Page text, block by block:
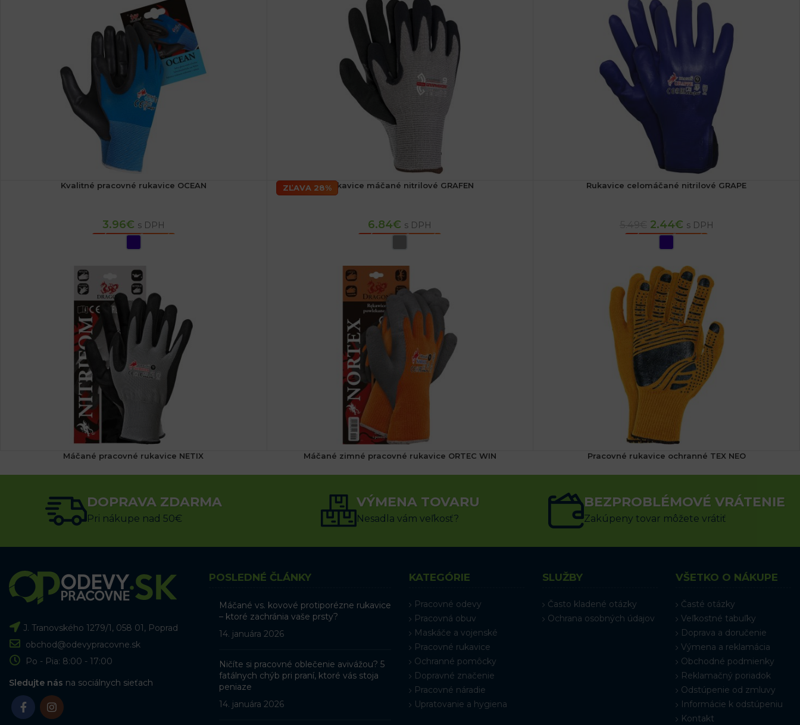
Kvalitné pracovné rukavice OCEAN
3.96€ s DPH
VÝBER MOŽNOSTÍ
Rukavice máčané nitrilové GRAFEN
6.84€ s DPH
VÝBER MOŽNOSTÍ
Rukavice celomáčané nitrilové GRAPE
2.44€ s DPH
VÝBER MOŽNOSTÍ
Máčané pracovné rukavice NETIX
3.09€ s DPH
VÝBER MOŽNOSTÍ
ZĽAVA 28%
Máčané zimné pracovné rukavice ORTEC WIN
4.55€ 3.27 € s DPH
VÝBER MOŽNOSTÍ
Pracovné rukavice ochranné TEX NEO
1.49 € s DPH
VÝBER MOŽNOSTÍ
DOPRAVA ZDARMA
Pri nákupe nad 50€
VÝMENA TOVARU
Nesadla vám veľkosť?
BEZPROBLÉMOVÉ VRÁTENIE
Zakúpeny tovar môžete vrátiť
J. Tranovského 1279/1, 058 01, Poprad
obchod@odevypracovne.sk
Po - Pia: 8:00 - 17:00
Sledujte nás na sociálnych sieťach
POSLEDNÉ ČLÁNKY
Máčané vs. kovové protiporézne rukavice
– ktoré zachránia vaše prsty?
14. januára 2026
Ničíte si pracovné oblečenie avivážou? 5
fatálnych chýb pri praní, ktoré vás stoja
peniaze
14. januára 2026
KATEGÓRIE
Pracovné odevy
Pracovná obuv
Maskáče a vojenské
Pracovné rukavice
Ochranné pomôcky
Dopravné značenie
Pracovné náradie
Upratovanie a hygiena
SLUŽBY
Často kladené otázky
Ochrana osobných údajov
VŠETKO O NÁKUPE
Časté otázky
Veľkostné tabuľky
Doprava a doručenie
Výmena a reklamácia
Obchodné podmienky
Reklamačný poriadok
Odstúpenie od zmluvy
Informácie k odstúpeniu
Kontakt